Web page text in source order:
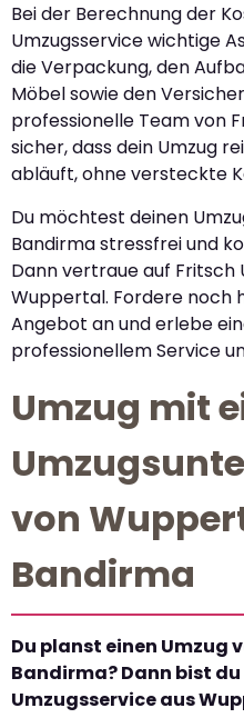
Bei der Berechnung der
Umzugsservice wichtige
die Verpackung, den
Möbel sowie den
professionelle Team von
sicher, dass dein Umzug
abläuft, ohne versteckte
Du möchtest deinen
Bandirma stressfrei und
Dann vertraue auf Fritsch
Wuppertal. Fordere noch
Angebot an und erlebe
professionellem Service
Umzug mit
von
Bandirma
Du planst einen Umzug
Bandirma? Dann bist
Umzugsservice aus